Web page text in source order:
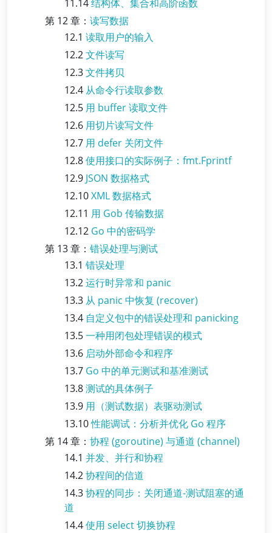
11.14结构体、集合和高阶函数
第 12 章： 读写数据
12.1 读取用户的输入
12.2文件读写
12.3文件拷贝
12.4 从命令行读取参数
12.5 用 buffer 读取文件
12.6 用切片读写文件
12.7 用 defer 关闭文件
12.8使用接口的实际例子：fmt.Fprintf
12.9 JSON 数据格式
12.10XML 数据格式
12.11 用 Gob 传输数据
12.12 Go 中的密码学
第 13 章： 错误处理与测试
13.1 错误处理
13.2运行时异常和 panic
13.3 从 panic 中恢复 (recover)
13.4 自定义包中的错误处理和 panicking
13.5一种用闭包处理错误的模式
13.6 启动外部命令和程序
13.7 Go 中的单元测试和基准测试
13.8测试的具体例子
13.9 用（测试数据）表驱动测试
13.10性能调试：分析并优化 Go 程序
第 14 章： 协程 (goroutine) 与通道 (channel)
14.1 并发、并行和协程
14.2协程间的信道
14.3协程的同步：关闭通道-测试阻塞的通
道
14.4使用 select 切换协程